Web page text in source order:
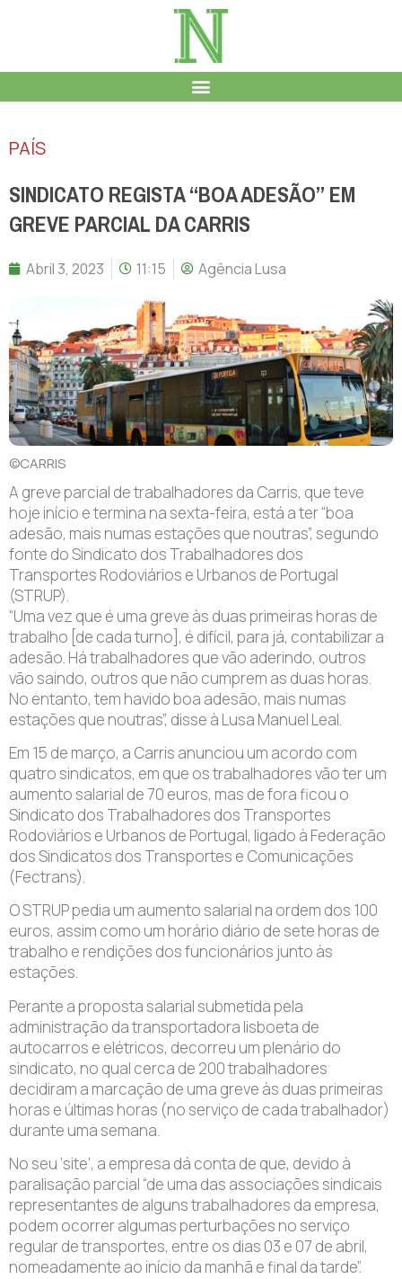
PAÍS
SINDICATO REGISTA “BOA ADESÃO” EM
GREVE PARCIAL DA CARRIS
Abril 3, 2023 11:15 Agência Lusa
©CARRIS
A greve parcial de trabalhadores da Carris, que teve
hoje início e termina na sexta-feira, está a ter “boa
adesão, mais numas estações que noutras”, segundo
fonte do Sindicato dos Trabalhadores dos
Transportes Rodoviários e Urbanos de Portugal
(STRUP).
“Uma vez que é uma greve às duas primeiras horas de
trabalho [de cada turno], é difícil, para já, contabilizar a
adesão. Há trabalhadores que vão aderindo, outros
vão saindo, outros que não cumprem as duas horas.
No entanto, tem havido boa adesão, mais numas
estações que noutras”, disse à Lusa Manuel Leal.
Em 15 de março, a Carris anunciou um acordo com
quatro sindicatos, em que os trabalhadores vão ter um
aumento salarial de 70 euros, mas de fora ficou o
Sindicato dos Trabalhadores dos Transportes
Rodoviários e Urbanos de Portugal, ligado à Federação
dos Sindicatos dos Transportes e Comunicações
(Fectrans).
O STRUP pedia um aumento salarial na ordem dos 100
euros, assim como um horário diário de sete horas de
trabalho e rendições dos funcionários junto às
estações.
Perante a proposta salarial submetida pela
administração da transportadora lisboeta de
autocarros e elétricos, decorreu um plenário do
sindicato, no qual cerca de 200 trabalhadores
decidiram a marcação de uma greve às duas primeiras
horas e últimas horas (no serviço de cada trabalhador)
durante uma semana.
No seu ‘site’, a empresa dá conta de que, devido à
paralisação parcial “de uma das associações sindicais
representantes de alguns trabalhadores da empresa,
podem ocorrer algumas perturbações no serviço
regular de transportes, entre os dias 03 e 07 de abril,
nomeadamente ao início da manhã e final da tarde”.